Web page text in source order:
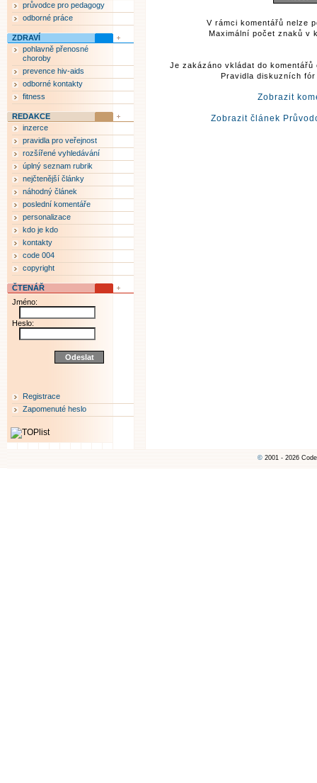
V rámci komentářů nelze
Maximální počet znaků v
Je zakázáno vkládat do
Pravidla diskuzních
Zobrazit
Zobrazit článek
průvodce pro pedagogy
odborné práce
ZDRAVÍ
pohlavně přenosné
choroby
prevence hiv-aids
odborné kontakty
fitness
REDAKCE
inzerce
pravidla pro veřejnost
rozšířené vyhledávání
úplný seznam rubrik
nejčtenější články
náhodný článek
poslední komentáře
personalizace
kdo je kdo
kontakty
code 004
copyright
ČTENÁŘ
Jméno:
Heslo:
Registrace
Zapomenuté heslo
© 2001 - 2026